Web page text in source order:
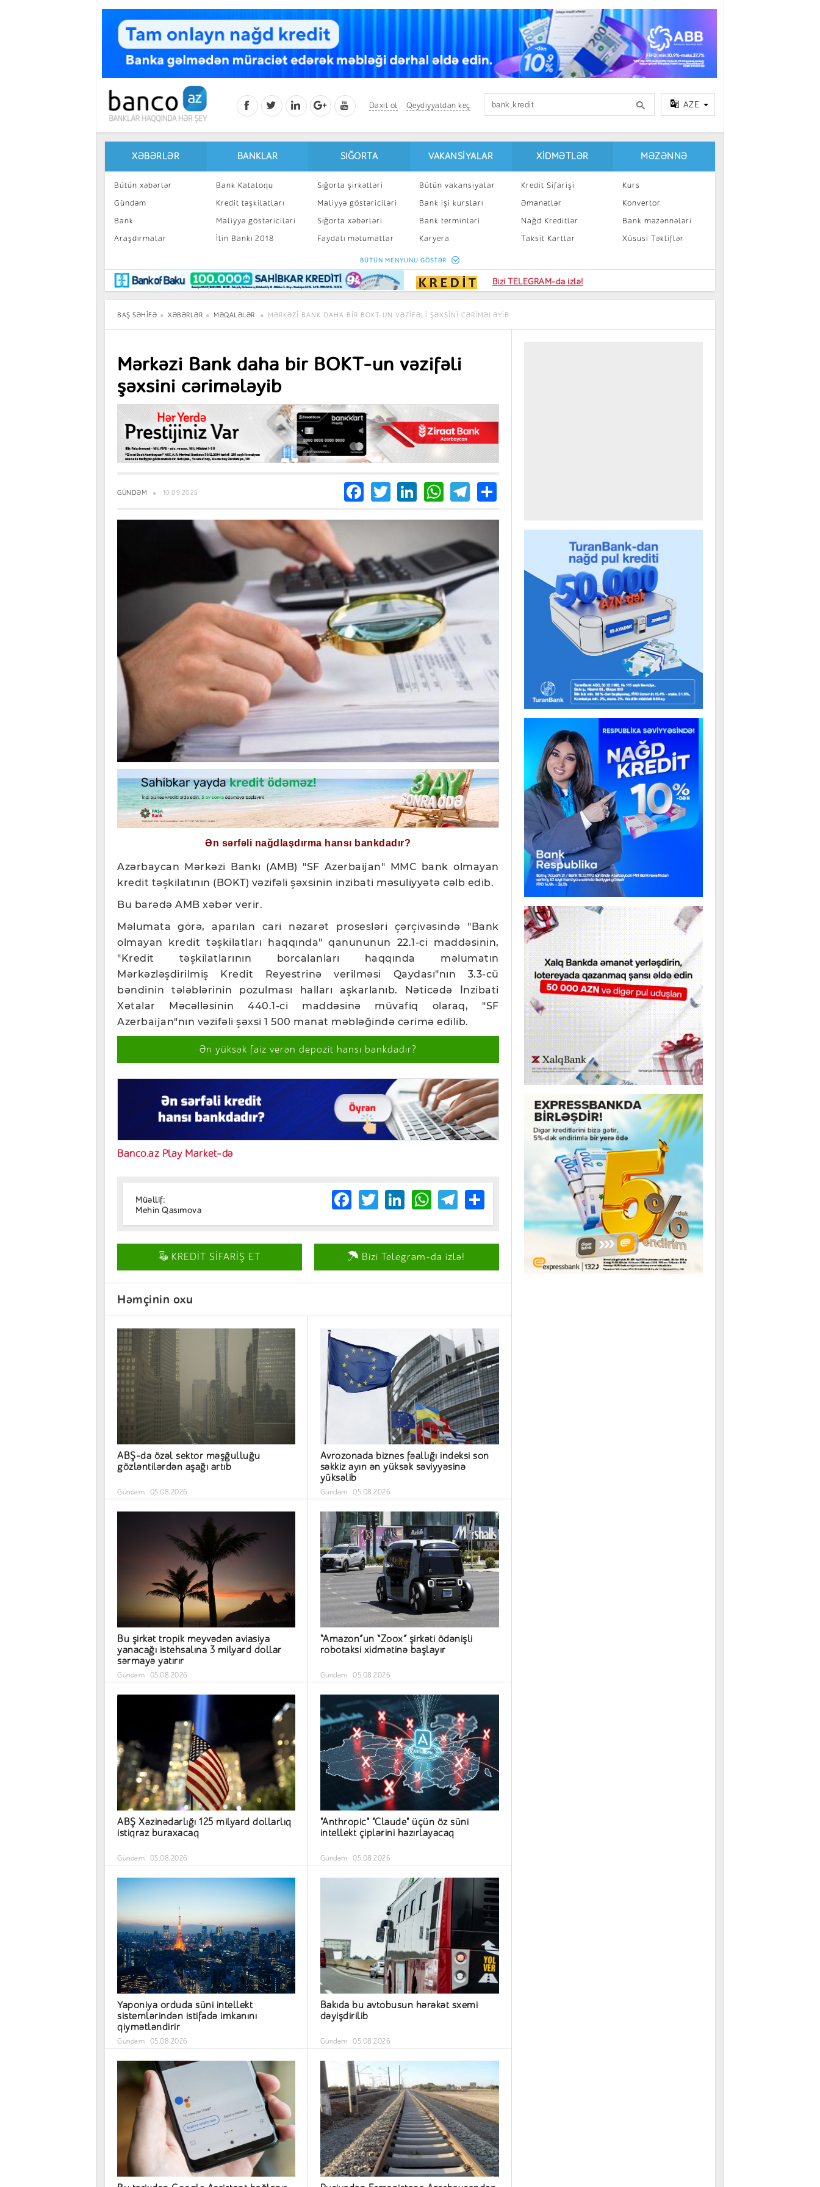
Daxil ol Qeydiyyatdan keç AZE
XƏBƏRLƏR
Bütün xəbərlər
Gündəm
Bank
Araşdırmalar
Maraqlı
BancoTV
Müsahibə
BANKLAR
Bank Kataloqu
Kredit təşkilatları
Maliyyə göstəriciləri
İlin Bankı 2018
SIĞORTA
Sığorta şirkətləri
Maliyyə göstəriciləri
Sığorta xəbərləri
Faydalı məlumatlar
Sığorta kalkulyatoru
VAKANSIYALAR
Bütün vakansiyalar
Bank işi kursları
Bank terminləri
Karyera
Peşakar inkişaf
XIDMƏTLƏR
Kredit Sifarişi
Əmanətlər
Nağd Kreditlər
Taksit Kartlar
Kart sifarişi
MƏZƏNNƏ
Kurs
Konvertor
Bank məzənnələri
Xüsusi Təkliflər
BÜTÜN MENYUNU GÖSTƏR
Bizi TELEGRAM-da izlə!
BAŞ SƏHIFƏ XƏBƏRLƏR MƏQALƏLƏR MƏRKƏZI BANK DAHA BIR BOKT-UN VƏZIFƏLI ŞƏXSINI CƏRIMƏLƏYIB
Mərkəzi Bank daha bir BOKT-un vəzifəli
şəxsini cərimələyib
GÜNDƏM 10.09.2025 Facebook
TwitterLinkedIn
WhatsApp
Telegram
Share
Ən sərfəli nağdlaşdırma hansı bankdadır?
Azərbaycan Mərkəzi Bankı (AMB) "SF Azerbaijan" MMC bank olmayan
kredit təşkilatının (BOKT) vəzifəli şəxsinin inzibati məsuliyyətə cəlb edib.
Bu barədə AMB xəbər verir.
Məlumata görə, aparılan cari nəzarət prosesləri çərçivəsində "Bank
olmayan kredit təşkilatları haqqında" qanununun 22.1-ci maddəsinin,
"Kredit təşkilatlarının borcalanları haqqında məlumatın
Mərkəzləşdirilmiş Kredit Reyestrinə verilməsi Qaydası"nın 3.3-cü
bəndinin tələblərinin pozulması halları aşkarlanıb. Nəticədə İnzibati
Xətalar Məcəlləsinin 440.1-ci maddəsinə müvafiq olaraq, "SF
Azerbaijan"nın vəzifəli şəxsi 1 500 manat məbləğində cərimə edilib.
Ən yüksək faiz verən depozit hansı bankdadır?
Banco.az Play Market-də
Müəllif:
Mehin Qasımova
Facebook
TwitterLinkedIn
WhatsApp
Telegram
Share
KREDİT SİFARİŞ ET Bizi Telegram-da izlə!
Həmçinin oxu
ABŞ-da özəl sektor məşğulluğu
gözləntilərdən aşağı artıb
Gündəm 05.08.2026
Avrozonada biznes fəallığı indeksi son
səkkiz ayın ən yüksək səviyyəsinə
yüksəlib
Gündəm 05.08.2026
Bu şirkət tropik meyvədən aviasiya
yanacağı istehsalına 3 milyard dollar
sərmayə yatırır
Gündəm 05.08.2026
“Amazon”un “Zoox” şirkəti ödənişli
robotaksi xidmətinə başlayır
Gündəm 05.08.2026
ABŞ Xəzinədarlığı 125 milyard dollarlıq
istiqraz buraxacaq
Gündəm 05.08.2026
"Anthropic" "Claude" üçün öz süni
intellekt çiplərini hazırlayacaq
Gündəm 05.08.2026
Yaponiya orduda süni intellekt
sistemlərindən istifadə imkanını
qiymətləndirir
Gündəm 05.08.2026
Bakıda bu avtobusun hərəkət sxemi
dəyişdirilib
Gündəm 05.08.2026